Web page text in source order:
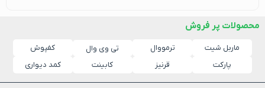
محصولات پر فروش
ماربل شیت ترمووال تی وی وال
کفپوش
پارکت
قرنیز کابینت کمد دیواری